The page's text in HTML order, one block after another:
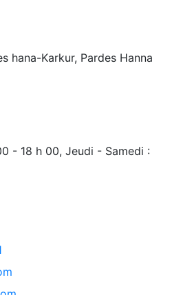
hana-Karkur, Pardes Hanna
- 18 h 00, Jeudi - Samedi :